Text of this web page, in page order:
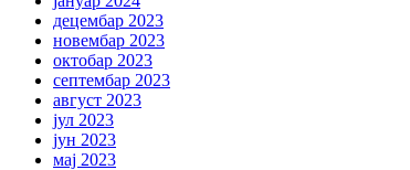
децембар 2023
новембар 2023
октобар 2023
септембар 2023
август 2023
јул 2023
јун 2023
мај 2023